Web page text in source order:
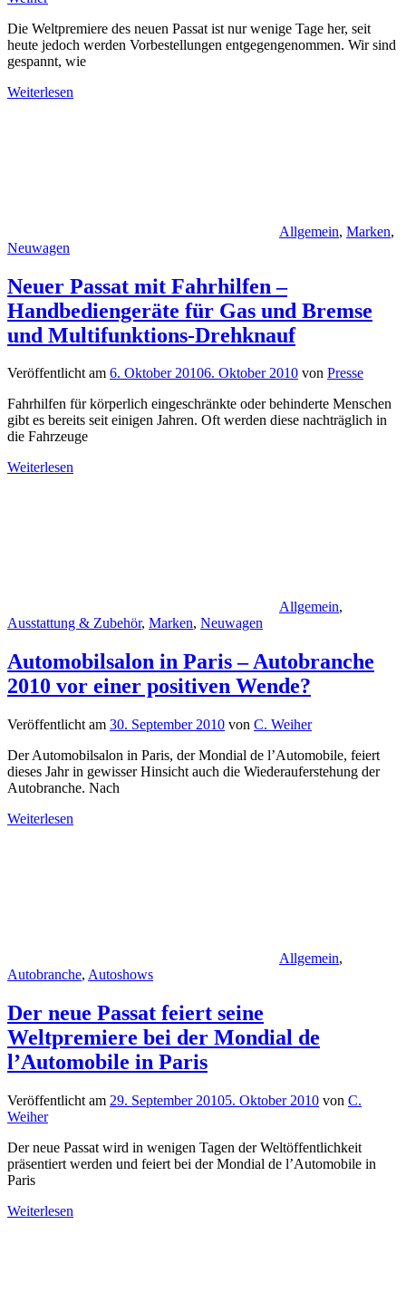
Die Weltpremiere des neuen Passat ist nur wenige Tage her, seit
heute jedoch werden Vorbestellungen entgegengenommen. Wir sind
gespannt, wie
Weiterlesen
Allgemein, Marken,
Neuwagen
Neuer Passat mit Fahrhilfen –
Handbediengeräte für Gas und Bremse
und Multifunktions-Drehknauf
Veröffentlicht am 6. Oktober 20106. Oktober 2010 von Presse
Fahrhilfen für körperlich eingeschränkte oder behinderte Menschen
gibt es bereits seit einigen Jahren. Oft werden diese nachträglich in
die Fahrzeuge
Weiterlesen
Allgemein,
Ausstattung & Zubehör, Marken, Neuwagen
Automobilsalon in Paris – Autobranche
2010 vor einer positiven Wende?
Veröffentlicht am 30. September 2010 von C. Weiher
Der Automobilsalon in Paris, der Mondial de l’Automobile, feiert
dieses Jahr in gewisser Hinsicht auch die Wiederauferstehung der
Autobranche. Nach
Weiterlesen
Allgemein,
Autobranche, Autoshows
Der neue Passat feiert seine
Weltpremiere bei der Mondial de
l’Automobile in Paris
Veröffentlicht am 29. September 20105. Oktober 2010 von C.
Weiher
Der neue Passat wird in wenigen Tagen der Weltöffentlichkeit
präsentiert werden und feiert bei der Mondial de l’Automobile in
Paris
Weiterlesen